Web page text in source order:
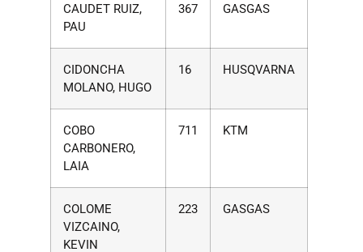
CAUDET RUIZ,
PAU
367 GASGAS
CIDONCHA
MOLANO, HUGO
16 HUSQVARNA
COBO
CARBONERO,
LAIA
711 KTM
COLOME
VIZCAINO,
KEVIN
223 GASGAS